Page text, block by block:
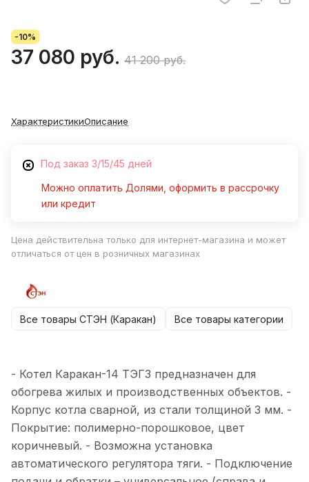
-10%
37 080 руб. 41 200 руб.
ХарактеристикиОписание
Под заказ 3/15/45 дней
Можно оплатить Долями, оформить в рассрочку
или кредит
Цена действительна только для интернет-магазина и может
отличаться от цен в розничных магазинах
Все товары СТЭН (Каракан) Все товары категории
- Котел Каракан-14 ТЭГ3 предназначен для
обогрева жилых и производственных объектов. -
Корпус котла сварной, из стали толщиной 3 мм. -
Покрытие: полимерно-порошковое, цвет
коричневый. - Возможна установка
автоматического регулятора тяги. - Подключение